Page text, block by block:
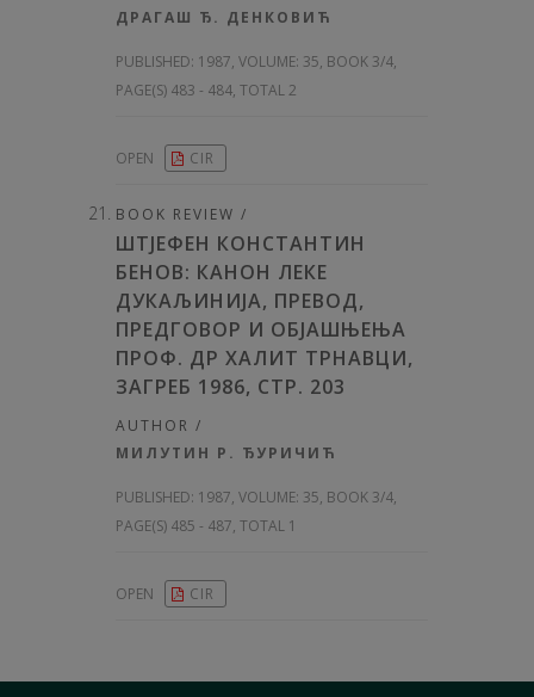
ДРАГАШ Ђ. ДЕНКОВИЋ
PUBLISHED: 1987, VOLUME: 35, BOOK 3/4,
PAGE(S) 483 - 484, TOTAL 2
OPEN CIR
BOOK REVIEW /
ШТЈЕФЕН КОНСТАНТИН
БЕНОВ: КАНОН ЛЕКЕ
ДУКАЉИНИЈА, ПРЕВОД,
ПРЕДГОВОР И ОБЈАШЊЕЊА
ПРОФ. ДР ХАЛИТ ТРНАВЦИ,
ЗАГРЕБ 1986, СТР. 203
AUTHOR /
МИЛУТИН Р. ЂУРИЧИЋ
PUBLISHED: 1987, VOLUME: 35, BOOK 3/4,
PAGE(S) 485 - 487, TOTAL 1
OPEN CIR